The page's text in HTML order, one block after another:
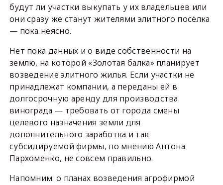
будут ли участки выкупать у их владельцев или
они сразу же станут жителями элитного посёлка
— пока неясно.
Нет пока данных и о виде собственности на
землю, на которой «Золотая балка» планирует
возведение элитного жилья. Если участки не
принадлежат компании, а переданы ей в
долгосрочную аренду для производства
винограда — требовать от города смены
целевого назначения земли для
дополнительного заработка и так
субсидируемой фирмы, по мнению Антона
Пархоменко, не совсем правильно.
Напомним: о планах возведения агрофирмой